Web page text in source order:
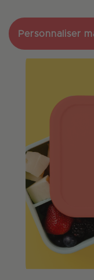
Personnaliser